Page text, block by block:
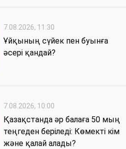
7.08.2026, 11:30
Ұйқының сүйек пен буынға
әсері қандай?
7.08.2026, 10:00
Қазақстанда әр балаға 50 мың
теңгеден беріледі: Көмекті кім
және қалай алады?